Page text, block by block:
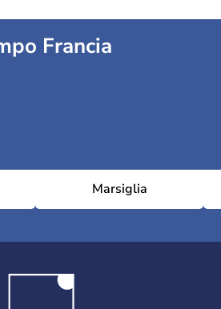
Francia
Marsiglia